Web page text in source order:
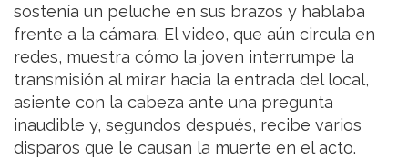
sostenía un peluche en sus brazos y hablaba
frente a la cámara. El video, que aún circula en
redes, muestra cómo la joven interrumpe la
transmisión al mirar hacia la entrada del local,
asiente con la cabeza ante una pregunta
inaudible y, segundos después, recibe varios
disparos que le causan la muerte en el acto.